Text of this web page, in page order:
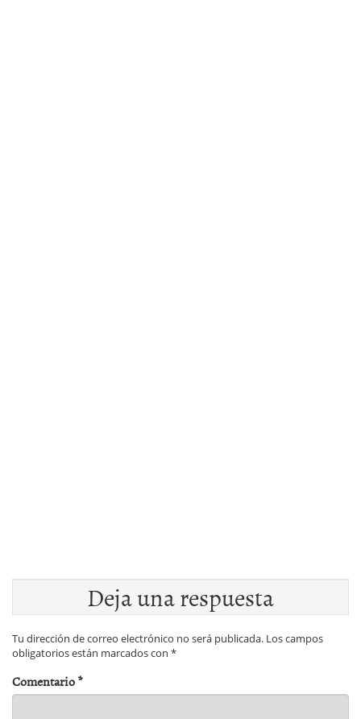
Deja una respuesta
Tu dirección de correo electrónico no será publicada. Los campos
obligatorios están marcados con *
Comentario*